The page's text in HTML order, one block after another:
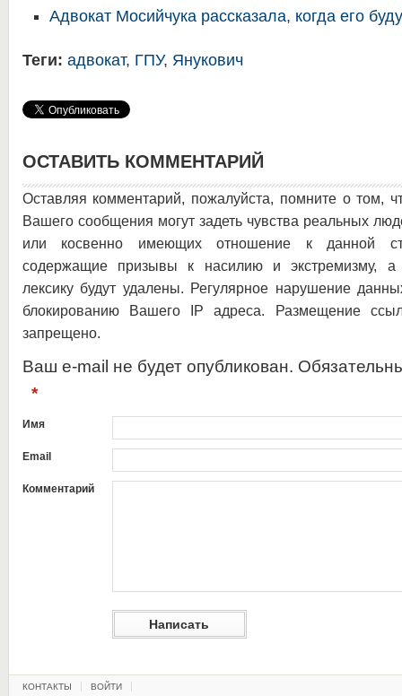
Адвокат Мосийчука рассказала, когда его
Теги: адвокат, ГПУ, Янукович
ОСТАВИТЬ КОММЕНТАРИЙ
Оставляя комментарий, пожалуйста, помните о том,
Вашего сообщения могут задеть чувства реальных
или косвенно имеющих отношение к данной
содержащие призывы к насилию и экстремизму, а
лексику будут удалены. Регулярное нарушение
блокированию Вашего IP адреса. Размещение
запрещено.
Ваш e-mail не будет опубликован.
*
Имя
Email
Комментарий
КОНТАКТЫ ВОЙТИ